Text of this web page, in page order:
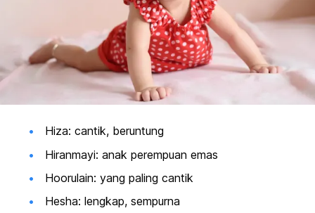
Hiza: cantik, beruntung
Hiranmayi: anak perempuan emas
Hoorulain: yang paling cantik
Hesha: lengkap, sempurna